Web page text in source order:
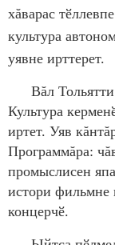
хăварас
культура
уявне ирттерет.
Вăл
Культура
иртет. Уяв
Программăра:
промыслисен
истори фильмне
концерчӗ.